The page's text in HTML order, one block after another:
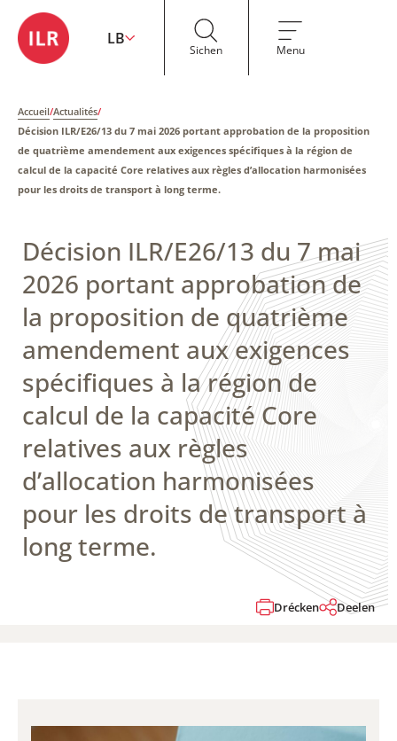
LB
Sichen Menu
Accueil/Actualités/
Décision ILR/E26/13 du 7 mai 2026 portant approbation de la proposition
de quatrième amendement aux exigences spécifiques à la région de
calcul de la capacité Core relatives aux règles d’allocation harmonisées
pour les droits de transport à long terme.
Décision ILR/E26/13 du 7 mai
2026 portant approbation de
la proposition de quatrième
amendement aux exigences
spécifiques à la région de
calcul de la capacité Core
relatives aux règles
d’allocation harmonisées
pour les droits de transport à
long terme.
Drécken Deelen